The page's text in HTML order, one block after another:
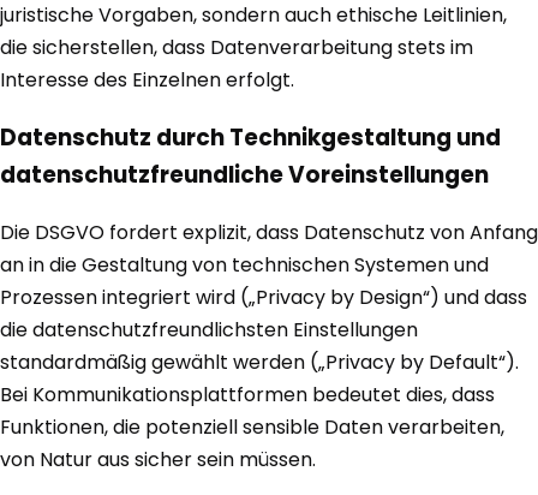
juristische Vorgaben, sondern auch ethische Leitlinien,
die sicherstellen, dass Datenverarbeitung stets im
Interesse des Einzelnen erfolgt.
Datenschutz durch Technikgestaltung und
datenschutzfreundliche Voreinstellungen
Die DSGVO fordert explizit, dass Datenschutz von Anfang
an in die Gestaltung von technischen Systemen und
Prozessen integriert wird („Privacy by Design“) und dass
die datenschutzfreundlichsten Einstellungen
standardmäßig gewählt werden („Privacy by Default“).
Bei Kommunikationsplattformen bedeutet dies, dass
Funktionen, die potenziell sensible Daten verarbeiten,
von Natur aus sicher sein müssen.